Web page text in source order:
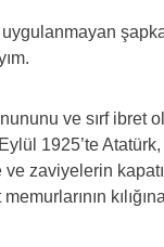
ve sırf
Eylül 1925’te
zaviyelerin